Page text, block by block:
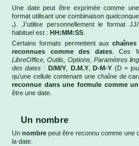
Une date peut être exprimée comme
format utilisant une combinaison
.). J’utilise personnellement le format
habituel est : HH:MM:SS
Certains formats permettent aux chaînes
reconnues comme des dates. Ces
LibreOffice, Outils, Options, Paramètres
des dates :D/M/Y D.M.Y,D-M-Y (D =
qu’une cellule contenant une chaîne de
reconnue dans une formule comme
être une date.
Un nombre
Unnombre peut être reconnu comme une
la date.